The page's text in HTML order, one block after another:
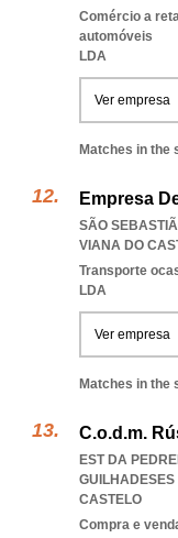
Comércio a
automóveis
LDA
Ver empresa
Matches in the
Empresa
SÃO
VIANA DO
Transporte
LDA
Ver empresa
Matches in the
C.o.d.m.
EST DA
CASTELO
Compra e